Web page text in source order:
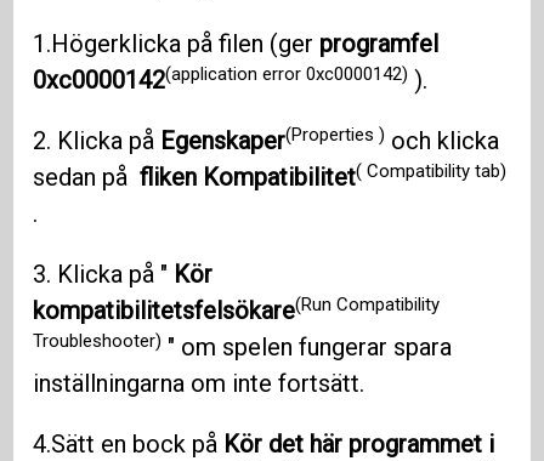
1.Högerklicka på filen (ger programfel
0xc0000142(application error 0xc0000142) ).
2. Klicka på Egenskaper(Properties ) och klicka
sedan på fliken Kompatibilitet( Compatibility tab)
.
3. Klicka på " Kör
kompatibilitetsfelsökare(Run Compatibility
Troubleshooter) " om spelen fungerar spara
inställningarna om inte fortsätt.
4.Sätt en bock på Kör det här programmet i